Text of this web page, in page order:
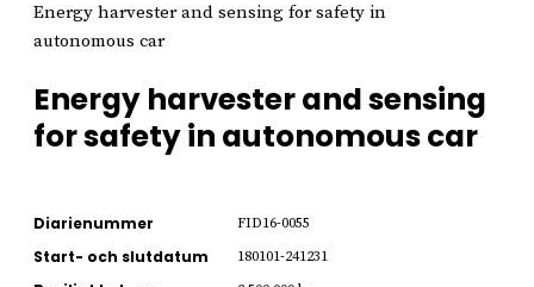
Energy harvester and sensing for safety in
autonomous car
Energy harvester and sensing
for safety in autonomous car
Diarienummer FID16-0055
Start- och slutdatum 180101-241231